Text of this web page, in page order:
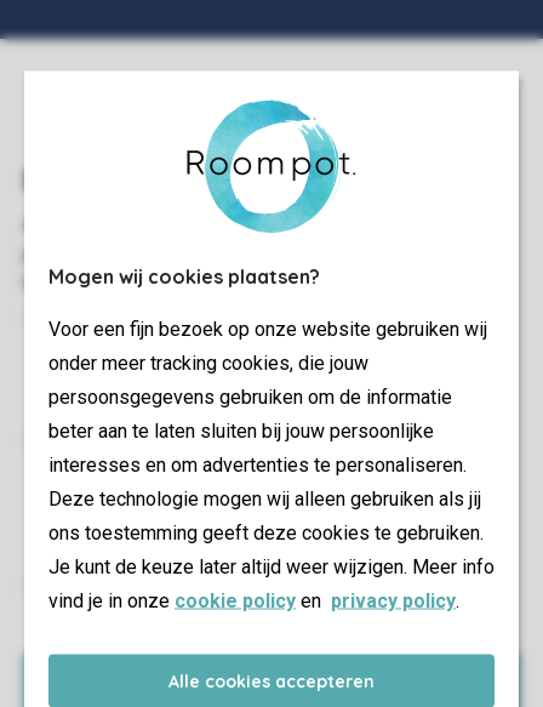
Mogen wij cookies plaatsen?
Voor een fijn bezoek op onze website gebruiken wij
onder meer tracking cookies, die jouw
persoonsgegevens gebruiken om de informatie
beter aan te laten sluiten bij jouw persoonlijke
interesses en om advertenties te personaliseren.
Deze technologie mogen wij alleen gebruiken als jij
ons toestemming geeft deze cookies te gebruiken.
Je kunt de keuze later altijd weer wijzigen. Meer info
vind je in onze cookie policy en privacy policy.
Alle cookies accepteren
Zo ben je van alle gemakken voorzien en hoef jij alleen
maar te genieten van je vakantie.
Kom te weten wat je kunt verwachten in je
accommodatie en waar op het park je deze kunt
Je kunt eenvoudig gegevens aanpassen of iemand
Mijn boeking